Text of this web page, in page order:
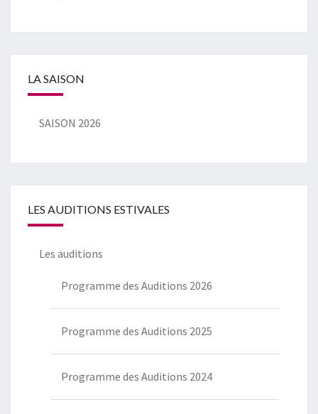
LA SAISON
SAISON 2026
LES AUDITIONS ESTIVALES
Les auditions
Programme des Auditions 2026
Programme des Auditions 2025
Programme des Auditions 2024